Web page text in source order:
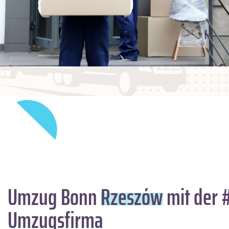
Umzug BonnRzeszówmit der
Umzugsfirma